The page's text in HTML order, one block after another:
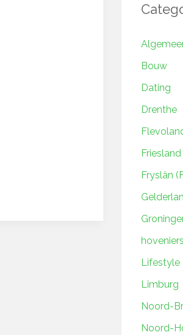
Bouw
Dating
Drenthe
Friesland
Fryslân
hoveniers
Lifestyle
Limburg
Noord-
Noord-